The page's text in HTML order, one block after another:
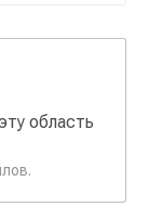
область